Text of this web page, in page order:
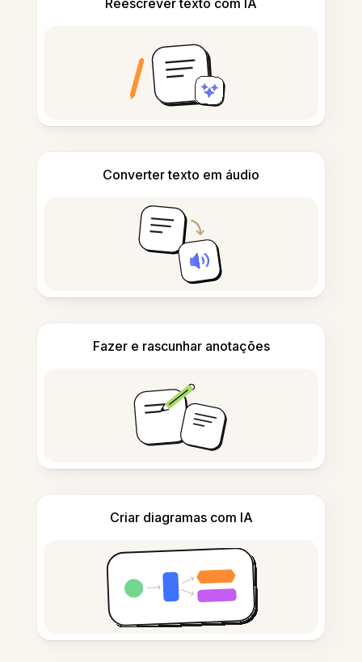
Reescrever texto com IA
Converter texto em áudio
Fazer e rascunhar anotações
Criar diagramas com IA